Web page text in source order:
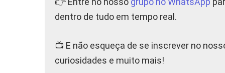
dentro de tudo em tempo real.
📺 E não esqueça de se inscrever no
curiosidades e muito mais!